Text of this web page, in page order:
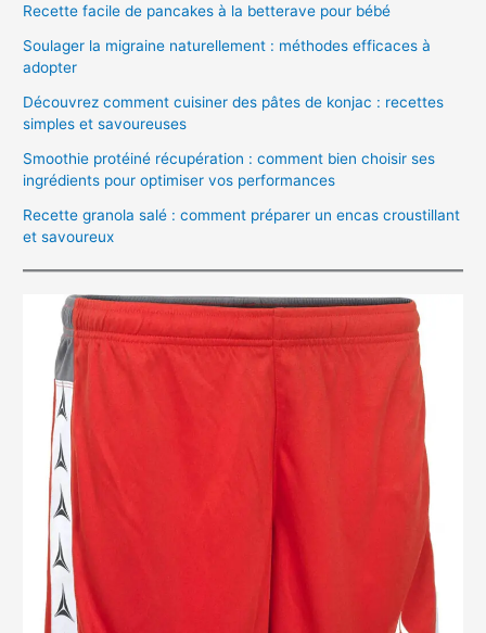
Recette facile de pancakes à la betterave pour bébé
Soulager la migraine naturellement : méthodes efficaces à
adopter
Découvrez comment cuisiner des pâtes de konjac : recettes
simples et savoureuses
Smoothie protéiné récupération : comment bien choisir ses
ingrédients pour optimiser vos performances
Recette granola salé : comment préparer un encas croustillant
et savoureux